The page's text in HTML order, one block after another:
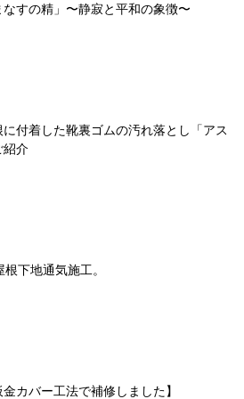
すの精」〜静寂と平和の象徴〜
付着した靴裏ゴムの汚れ落とし「アス
紹介
下地通気施工。
カバー工法で補修しました】